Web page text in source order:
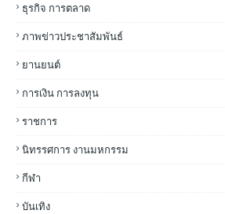
ธุรกิจ การตลาด
ภาพข่าวประชาสัมพันธ์
ยานยนต์
การเงิน การลงทุน
ราชการ
นิทรรศการ งานมหกรรม
กีฬา
บันเทิง